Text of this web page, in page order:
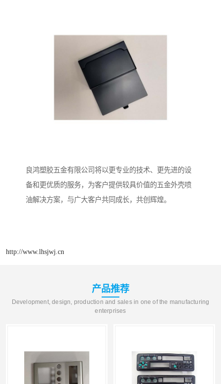
良鸿塑胶五金有限公司将以更专业的技术、更先进的设
备和更优质的服务，为客户提供较具价值的五金外壳喷
油解决方案，与广大客户共同成长，共创辉煌。
http://www.lhsjwj.cn
产品推荐
Development, design, production and sales in one of the manufacturing
enterprises